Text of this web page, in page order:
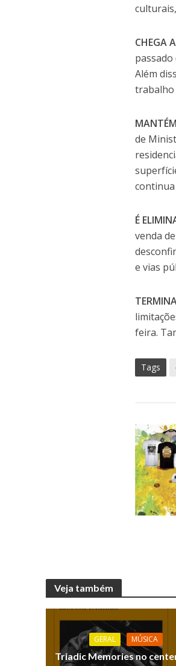
CHEGA
Além
trabalho
de
É
venda
e vias
feira.
Tags
Veja também
GERAL MÚSICA
Triadic Memories no